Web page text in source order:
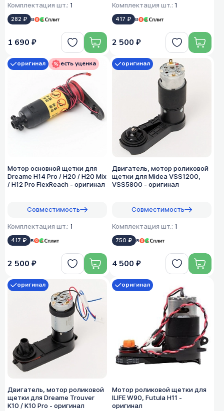
Комплектация шт.: 1
282 ₽ в
1 690 ₽
Комплектация шт.: 1
417 ₽ в
2 500 ₽
Мотор основной щетки для
Dreame H14 Pro / H20 / H20 Mix
/ H12 Pro FlexReach - оригинал
Совместимость
Комплектация шт.: 1
417 ₽ в
оригинал есть уценка
2 500 ₽
Двигатель, мотор роликовой
щетки для Midea VSS1200,
VSS5800 - оригинал
Совместимость
Комплектация шт.: 1
750 ₽ в
оригинал
4 500 ₽
Двигатель, мотор роликовой
щетки для Dreame Trouver
K10 / K10 Pro - оригинал
оригинал
Мотор роликовой щетки для
ILIFE W90, Futula H11 -
оригинал
оригинал